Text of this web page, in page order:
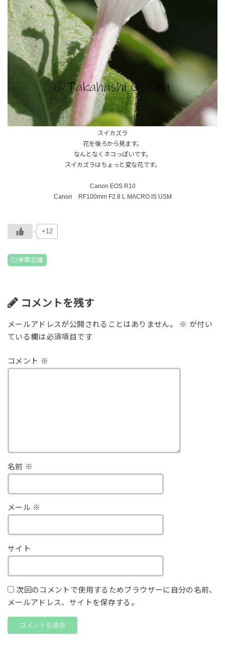
スイカズラ
花を後ろから見ます。
なんとなくネコっぽいです。
スイカズラはちょっと変な花です。
Canon EOS R10
Canon RF100mm F2.8 L MACRO IS USM
+12
多摩丘陵
コメントを残す
メールアドレスが公開されることはありません。 ※ が付い
ている欄は必須項目です
コメント ※
名前 ※
メール ※
サイト
次回のコメントで使用するためブラウザーに自分の名前、
メールアドレス、サイトを保存する。